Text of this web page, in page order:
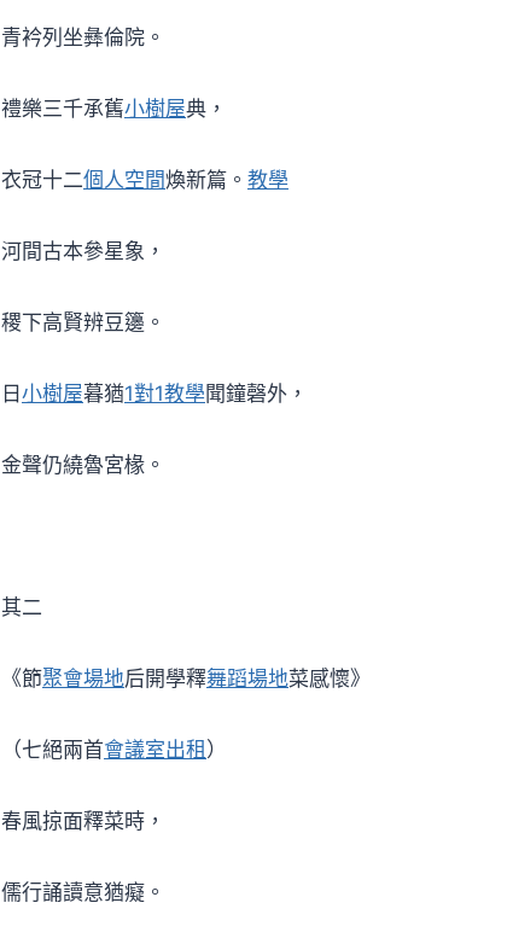
青衿列坐彝倫院。
禮樂三千承舊小樹屋典，
衣冠十二個人空間煥新篇。 教學
河間古本參星象，
稷下高賢辨豆籩。
日小樹屋暮猶1對1教學聞鐘磬外，
金聲仍繞魯宮椽。
其二
《節聚會場地后開學釋舞蹈場地菜感懷》
（七絕兩首會議室出租 ）
春風掠面釋菜時，
儒行誦讀意猶癡。